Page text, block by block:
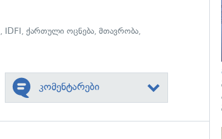
, IDFI,ქართული ოცნება,მთავრობა,
კომენტარები